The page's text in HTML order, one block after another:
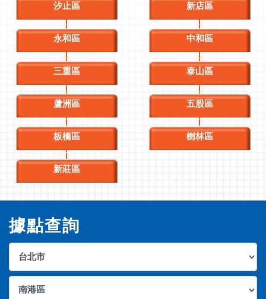
汐止區 新店區
永和區 中和區
三重區 泰山區
蘆洲區 五股區
板橋區 樹林區
新莊區
據點查詢